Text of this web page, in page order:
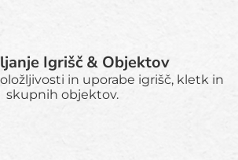
Igrišč & Objektov
in uporabe igrišč, kletk in
skupnih objektov.